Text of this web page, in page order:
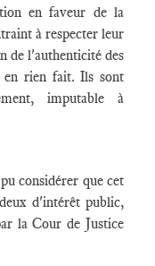
en faveur de la
à respecter leur
de l'authenticité des
en rien fait. Ils sont
imputable à
considérer que cet
d'intérêt public,
la Cour de Justice